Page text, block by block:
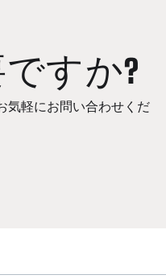
すか?
気軽にお問い合わせくだ